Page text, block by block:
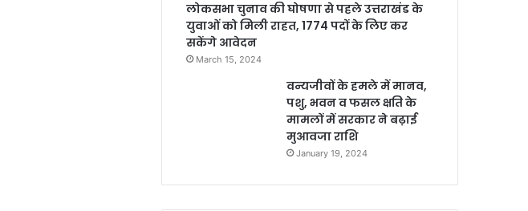
लोकसभा चुनाव की घोषणा से पहले उत्तराखंड के
युवाओं को मिली राहत, 1774 पदों के लिए कर
सकेंगे आवेदन
March 15, 2024
वन्यजीवों के हमले में मानव,
पशु, भवन व फसल क्षति के
मामलों में सरकार ने बढ़ाई
मुआवजा राशि
January 19, 2024